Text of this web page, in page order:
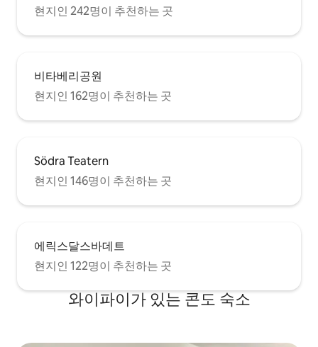
현지인 242명이 추천하는 곳
비타베리공원
현지인 162명이 추천하는 곳
Södra Teatern
현지인 146명이 추천하는 곳
에릭스달스바데트
현지인 122명이 추천하는 곳
와이파이가 있는 콘도 숙소